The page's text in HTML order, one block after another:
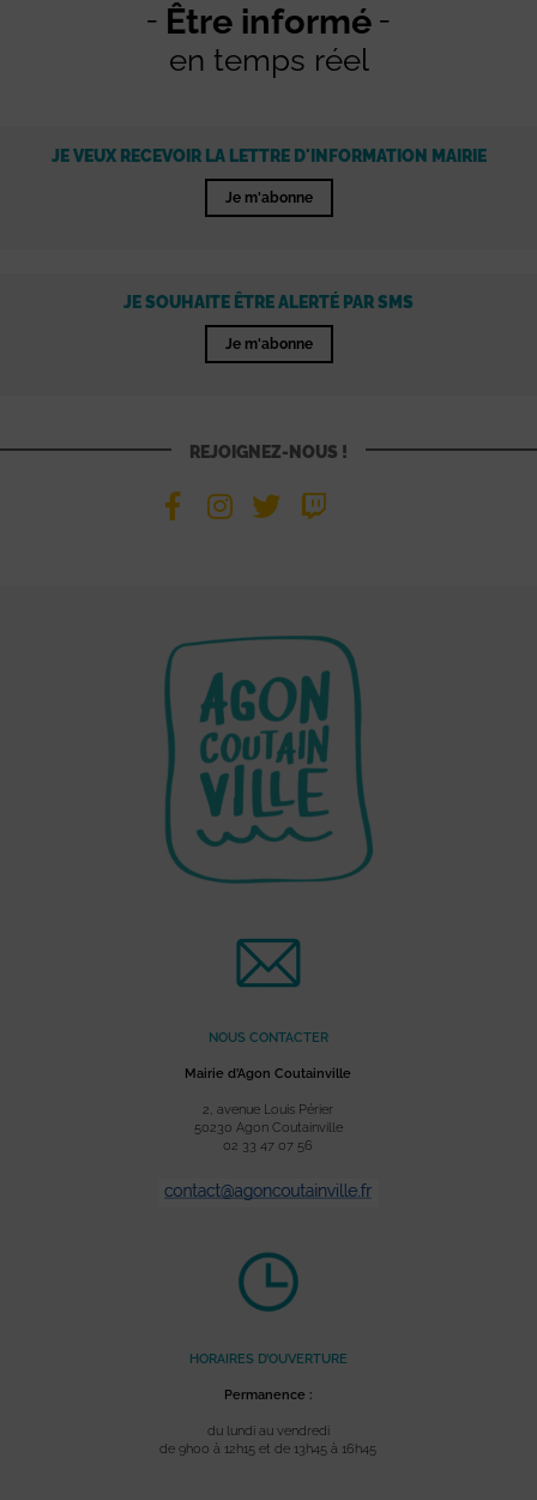
Être informé
en temps réel
JE VEUX RECEVOIR LA LETTRE D'INFORMATION MAIRIE
Je m'abonne
JE SOUHAITE ÊTRE ALERTÉ PAR SMS
Je m'abonne
REJOIGNEZ-NOUS !
NOUS CONTACTER
Mairie d’Agon Coutainville
2, avenue Louis Périer
50230 Agon Coutainville
02 33 47 07 56
HORAIRES D’OUVERTURE
Permanence :
du lundi au vendredi
de 9h00 à 12h15 et de 13h45 à 16h45